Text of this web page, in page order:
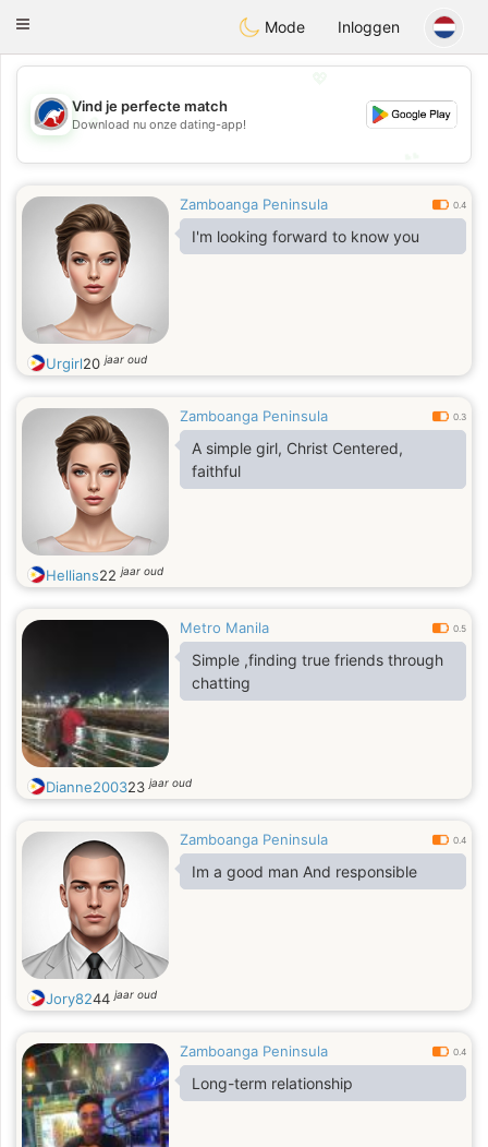
AustraliaChat
Toggle
Mode Inloggen
💕
Vind je perfecte match
Download nu onze dating-app!
Zamboanga Peninsula 0.4
I'm looking forward to know you
Urgirl20jaar oud
Zamboanga Peninsula 0.3
A simple girl, Christ Centered,
faithful
Hellians22jaar oud
Metro Manila 0.5
Simple ,finding true friends through
chatting
Dianne200323jaar oud
Zamboanga Peninsula 0.4
Im a good man And responsible
Jory8244jaar oud
Zamboanga Peninsula 0.4
Long-term relationship